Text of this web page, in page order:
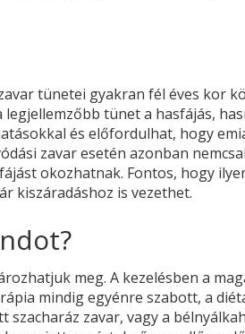
tünetei gyakran fél éves kor
tünet a hasfájás,
és előfordulhat, hogy
zavar esetén azonban
okozhatnak. Fontos, hogy
kiszáradáshoz is vezethet.
meg. A kezelésben a
mindig egyénre szabott, a
zavar, vagy a